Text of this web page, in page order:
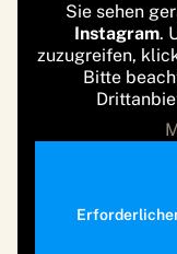
Sie sehen
Instagram.
zuzugreifen,
Bitte